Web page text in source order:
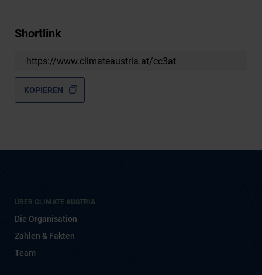
Shortlink
https://www.climateaustria.at/cc3at
KOPIEREN
ÜBER CLIMATE AUSTRIA
Die Organisation
Zahlen & Fakten
Team